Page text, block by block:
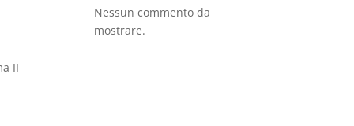
II
Nessun commento da
mostrare.